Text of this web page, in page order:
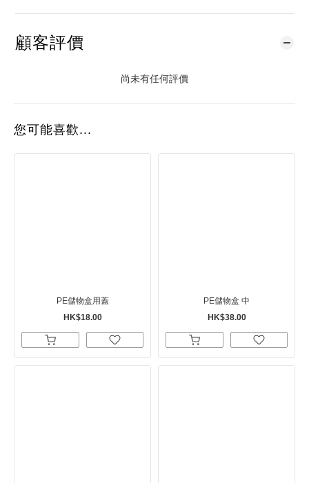
顧客評價
尚未有任何評價
您可能喜歡...
PE儲物盒用蓋
HK$18.00
PE儲物盒 中
HK$38.00